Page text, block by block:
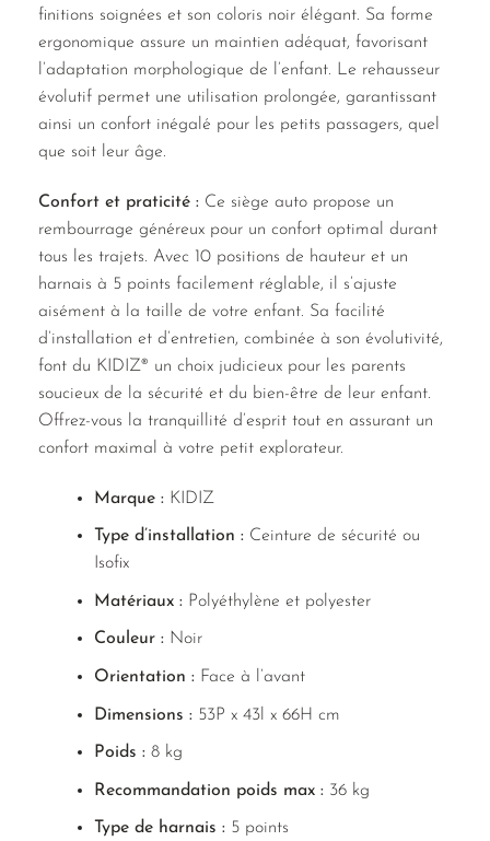
finitions soignées et son coloris noir élégant. Sa forme
ergonomique assure un maintien adéquat, favorisant
l’adaptation morphologique de l’enfant. Le rehausseur
évolutif permet une utilisation prolongée, garantissant
ainsi un confort inégalé pour les petits passagers, quel
que soit leur âge.
Confort et praticité : Ce siège auto propose un
rembourrage généreux pour un confort optimal durant
tous les trajets. Avec 10 positions de hauteur et un
harnais à 5 points facilement réglable, il s’ajuste
aisément à la taille de votre enfant. Sa facilité
d’installation et d’entretien, combinée à son évolutivité,
font du KIDIZ® un choix judicieux pour les parents
soucieux de la sécurité et du bien-être de leur enfant.
Offrez-vous la tranquillité d’esprit tout en assurant un
confort maximal à votre petit explorateur.
Marque :KIDIZ
Type d’installation :Ceinture de sécurité ou
Isofix
Matériaux :Polyéthylène et polyester
Couleur :Noir
Orientation :Face à l’avant
Dimensions :53P x 43l x 66H cm
Poids :8 kg
Recommandation poids max :36 kg
Type de harnais :5 points